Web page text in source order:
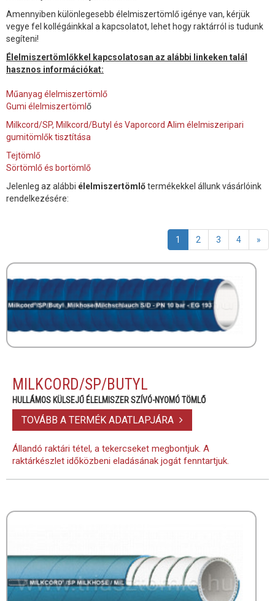
Amennyiben különlegesebb élelmiszertömlő igénye van, kérjük
vegye fel kollégáinkkal a kapcsolatot, lehet hogy raktárról is tudunk
segíteni!
Élelmiszertömlőkkel kapcsolatosan az alábbi linkeken talál
hasznos információkat:
Műanyag élelmiszertömlő
Gumi élelmiszertöml ő
Milkcord/SP, Milkcord/Butyl és Vaporcord Alim élelmiszeripari
gumitömlők tisztítása
Tejtömlő
Sörtömlő és bortömlő
Jelenleg az alábbi élelmiszertömlőtermékekkel állunk vásárlóink
rendelkezésére:
1 2 3 4 »
MILKCORD/SP/BUTYL
HULLÁMOS KÜLSEJŰ ÉLELMISZER SZÍVÓ-NYOMÓ TÖMLŐ
TOVÁBB A TERMÉK ADATLAPJÁRA
Állandó raktári tétel, a tekercseket megbontjuk. A
raktárkészlet időközbeni eladásának jogát fenntartjuk.